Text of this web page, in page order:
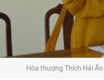
Hòa thượng Thích Hải